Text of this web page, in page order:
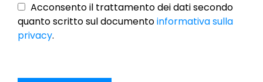
VuotoAcconsento il trattamento dei dati secondo
quanto scritto sul documentoinformativa sulla
privacy.